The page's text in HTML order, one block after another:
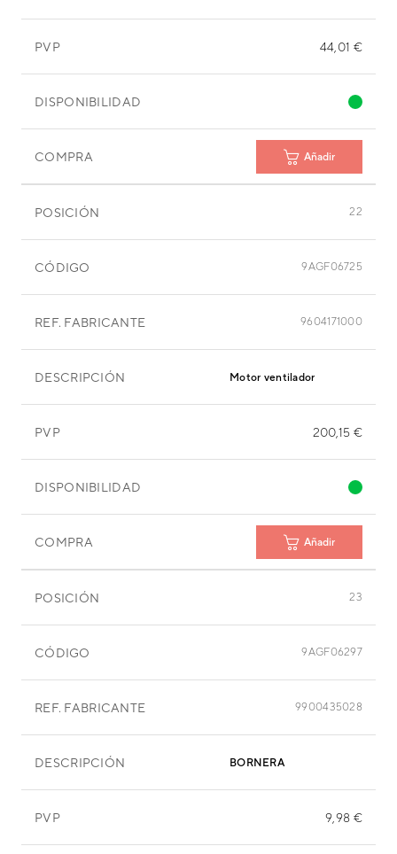
PVP 44,01 €
DISPONIBILIDAD
COMPRA Añadir
POSICIÓN 22
CÓDIGO 9AGF06725
REF. FABRICANTE 9604171000
DESCRIPCIÓN Motor ventilador
PVP 200,15 €
DISPONIBILIDAD
COMPRA Añadir
POSICIÓN 23
CÓDIGO 9AGF06297
REF. FABRICANTE 9900435028
DESCRIPCIÓN BORNERA
PVP 9,98 €